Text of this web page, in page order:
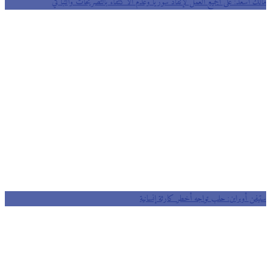
ستيفن أوبراين: حلب تواجه أخطر كارثة إنسانية